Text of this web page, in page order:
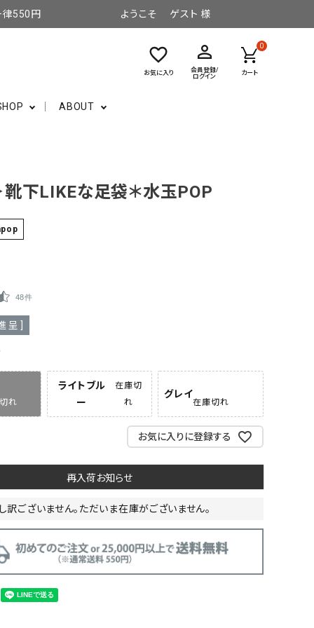
律550円 ようこそ ゲスト 様
favorite_border
お気に入り
perm_identity
会員登録/
ログイン
0
カート
ABOUT
下LIKEな足袋＊水玉POP
48件
呈 ]
れ
ライトブル
ー
在庫切
れ
グレイ
在庫切れ
お気に入りに登録する
再入荷お知らせ
訳ございません。ただいま在庫がございません。